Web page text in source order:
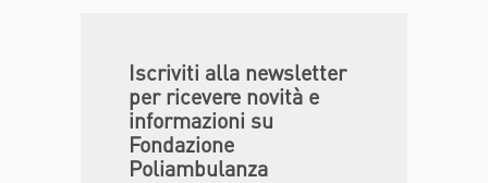
Iscriviti alla newsletter
per ricevere novità e
informazioni su
Fondazione
Poliambulanza